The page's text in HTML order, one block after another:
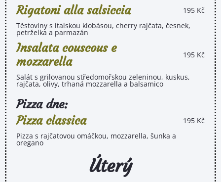
Rigatoni alla salsiccia
195 Kč
Těstoviny s italskou klobásou, cherry rajčata, česnek,
petrželka a parmazán
Insalata couscous e
mozzarella
195 Kč
Salát s grilovanou středomořskou zeleninou, kuskus,
rajčata, olivy, trhaná mozzarella a balsamico
Pizza dne:
Pizza classica
195 Kč
Pizza s rajčatovou omáčkou, mozzarella, šunka a
oregano
Úterý